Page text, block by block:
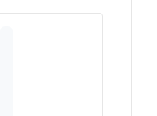
en lichtheid